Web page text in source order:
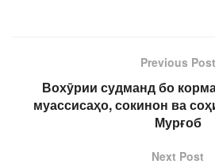
Previous Post
Вохӯрии судманд бо
муассисаҳо, сокинон ва
Мурғоб
Next Post